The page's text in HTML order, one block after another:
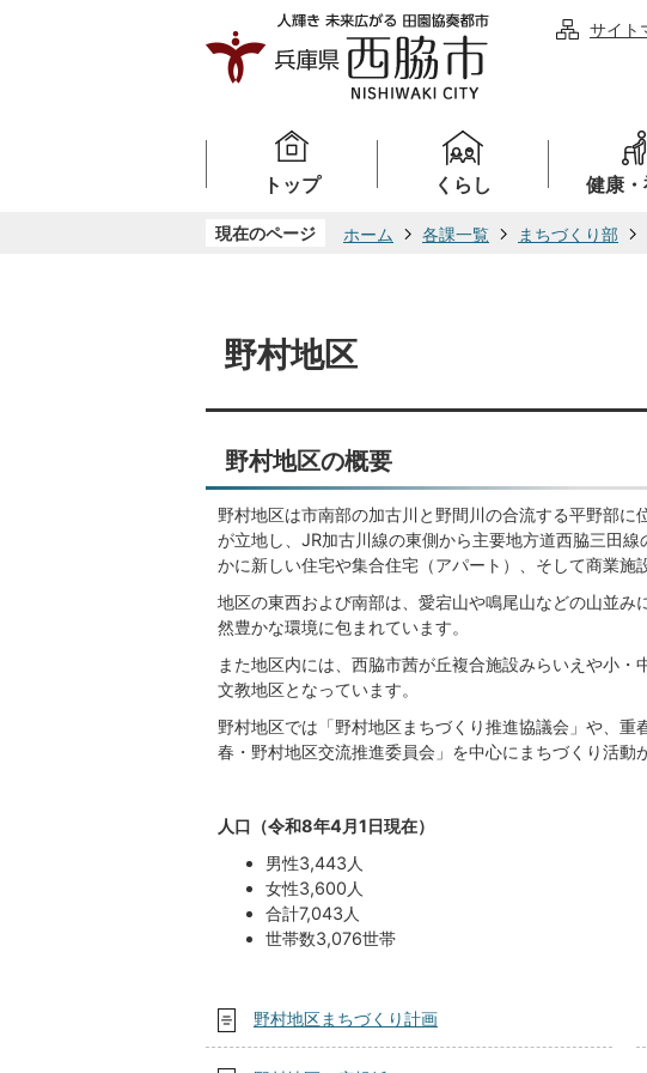
サイト
トップ くらし 健康
現在のページ ホーム 各課一覧 まちづくり部
野村地区
野村地区の概要
野村地区は市南部の加古川と野間川の合流する平野部
が立地し、JR加古川線の東側から主要地方道西脇三田
かに新しい住宅や集合住宅（アパート）、そして商業施
地区の東西および南部は、愛宕山や鳴尾山などの山並
然豊かな環境に包まれています。
また地区内には、西脇市茜が丘複合施設みらいえや小
文教地区となっています。
野村地区では「野村地区まちづくり推進協議会」や、
春・野村地区交流推進委員会」を中心にまちづくり活動
人口（令和8年4月1日現在）
男性3,443人
女性3,600人
合計7,043人
世帯数3,076世帯
野村地区まちづくり計画